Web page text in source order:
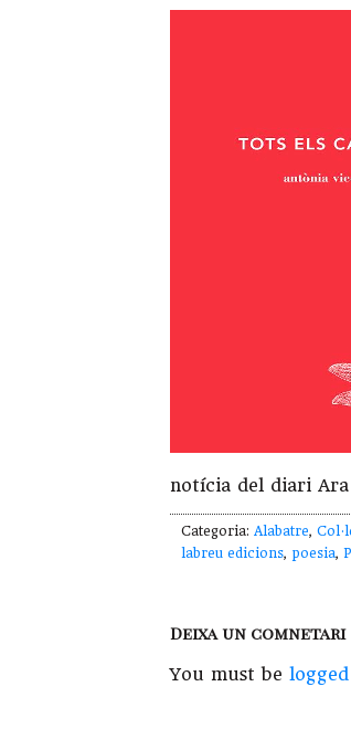
notícia del diari Ara
Categoria:Alabatre,
labreu edicions, poesia,
Deixa un comnetari
You must be